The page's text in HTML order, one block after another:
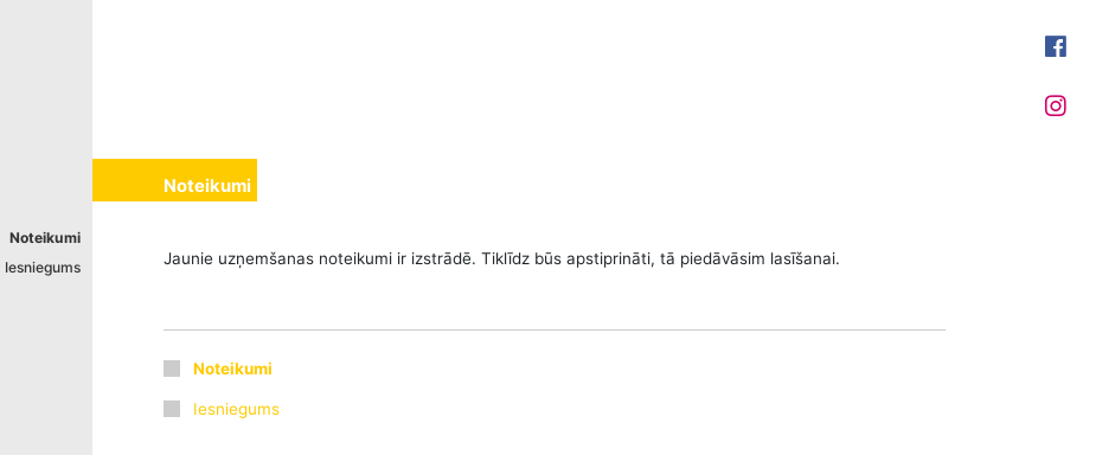
Noteikumi
Iesniegums
Noteikumi
Jaunie uzņemšanas noteikumi ir izstrādē. Tiklīdz būs apstiprināti, tā piedāvāsim lasīšanai.
Noteikumi
Iesniegums